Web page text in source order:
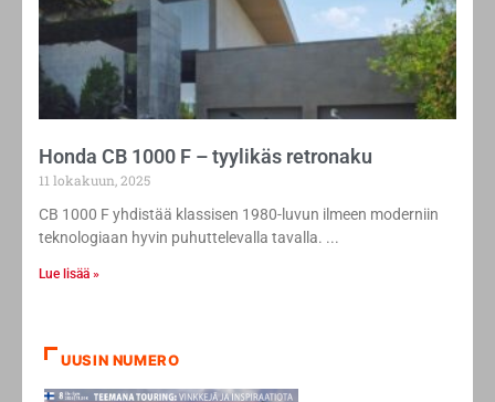
Honda CB 1000 F – tyylikäs retronaku
11 lokakuun, 2025
CB 1000 F yhdistää klassisen 1980-luvun ilmeen moderniin
teknologiaan hyvin puhuttelevalla tavalla.
Lue lisää »
UUSIN NUMERO